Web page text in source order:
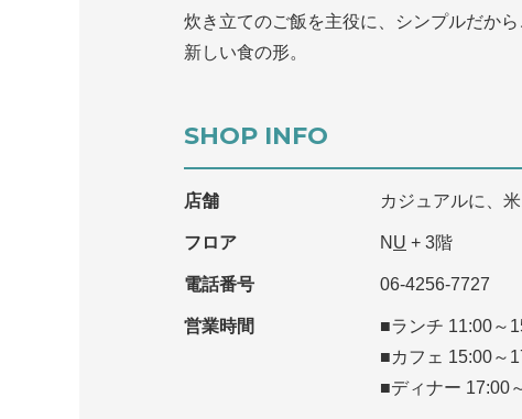
炊き立てのご飯を主役に、シンプルだか
新しい食の形。
SHOP INFO
店舗 カジュアルに、米
フロア N U + 3階
電話番号 06-4256-7727
営業時間
■ランチ 11:00～
■カフェ 15:00～
■ディナー 17:00